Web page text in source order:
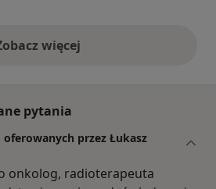
więcej
opinie powyżej
pytania
przez Łukasz
onkolog, radioterapeuta